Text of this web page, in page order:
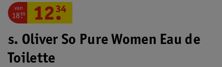
s. Oliver So Pure Women Eau de
Toilette
van
18.
99 12.
34